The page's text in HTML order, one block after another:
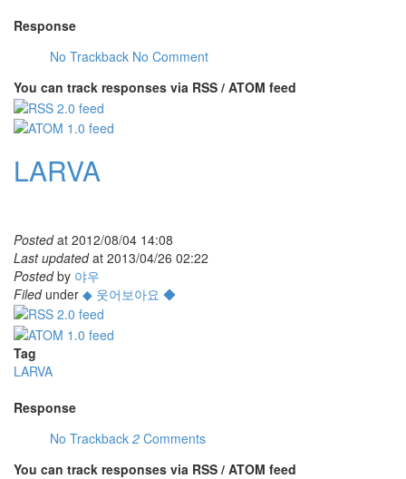
Response
No Trackback No Comment
You can track responses via RSS / ATOM feed
LARVA
Postedat 2012/08/04 14:08
Last updatedat 2013/04/26 02:22
Postedby 야우
Filedunder ◆ 웃어보아요 ◆
Tag
LARVA
Response
No Trackback 2 Comments
You can track responses via RSS / ATOM feed